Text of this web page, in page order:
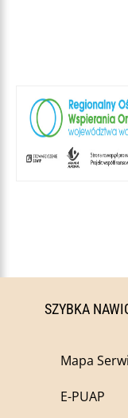
SZYBKA
Mapa
E-PUAP